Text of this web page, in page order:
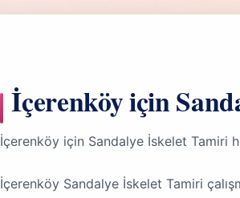
İçerenköy için
İçerenköy için Sandalye İskelet Tamiri
İçerenköy Sandalye İskelet Tamiri